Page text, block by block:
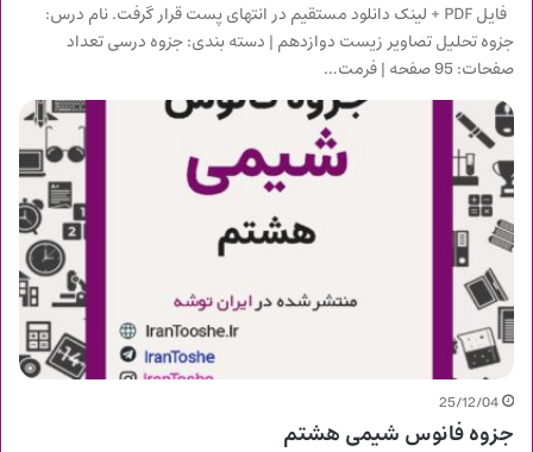
فایل PDF + لینک دانلود مستقیم در انتهای پست قرار گرفت. نام درس:
جزوه تحلیل تصاویر زیست دوازدهم | دسته بندی: جزوه درسی تعداد
صفحات: 95 صفحه | فرمت…
25/12/04
جزوه فانوس شیمی هشتم